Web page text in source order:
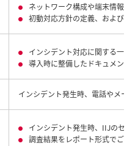
ネットワーク構成や端末情報
初動対応方針の定義、およびド
インシデント対応に関する一
導入時に整備したドキュメント
インシデント発生時、電話やメー
インシデント発生時、IIJのセ
調査結果をレポート形式でご報